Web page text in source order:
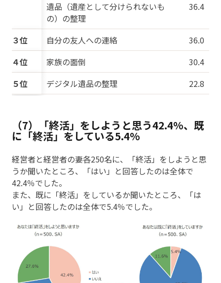
遺品（遺産として分けられないも
の）の整理
36.4
３位 自分の友人への連絡
36.0
４位
家族の面倒
30.4
５位
デジタル遺品の整理 22.8
（7）「終活」をしようと思う42.4%、既
に「終活」をしている5.4%
経営者と経営者の妻各250名に、「終活」をしようと思
うか聞いたところ、「はい」と回答したのは全体で
42.4％でした。
また、既に「終活」をしているか聞いたところ、「は
い」と回答したのは全体で5.4％でした。